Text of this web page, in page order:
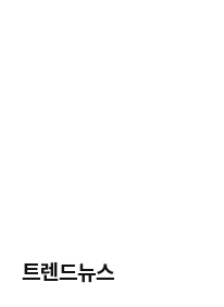
트렌드뉴스